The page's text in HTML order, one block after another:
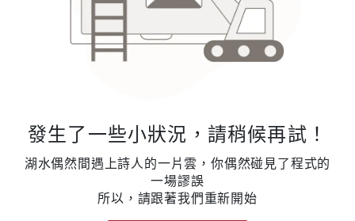
發生了一些小狀況，請稍候再試！
湖水偶然間遇上詩人的一片雲，你偶然碰見了程式的
一場謬誤
所以，請跟著我們重新開始